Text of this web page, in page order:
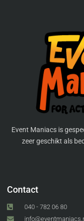
Event Maniacs is
zeer geschikt als
Contact
040 - 782 06 80